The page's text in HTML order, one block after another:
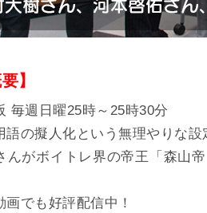
】
毎週日曜25時～25時30分
語の擬人化という無理やりな設
んがボイトレ界の帝王「森山
画でも好評配信中！